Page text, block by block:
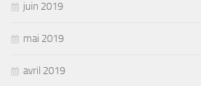
juin 2019
mai 2019
avril 2019